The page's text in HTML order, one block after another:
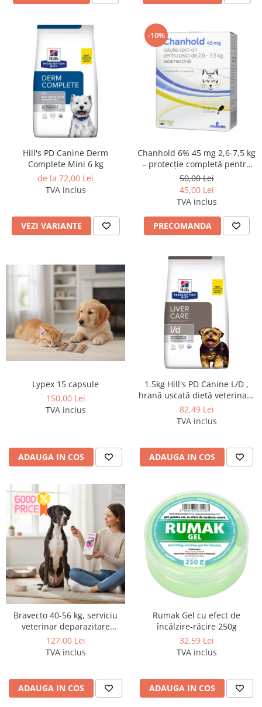
Hill's PD Canine Derm
Complete Mini 6 kg
de la 72,00 Lei
TVA inclus
VEZI VARIANTE
-10%
Chanhold 6% 45 mg 2,6-7,5 kg
– protecție completă pentru
pisica ta
50,00 Lei
45,00 Lei
TVA inclus
PRECOMANDA
Lypex 15 capsule
150,00 Lei
TVA inclus
ADAUGA IN COS
1.5kg Hill's PD Canine L/D ,
hrană uscată dietă veterinară
pentru câini cu probleme
hepatice
82,49 Lei
TVA inclus
ADAUGA IN COS
Bravecto 40-56 kg, serviciu
veterinar deparazitare
externă pentru câini cu
greutatea cuprinsa intre 40 si
127,00 Lei
TVA inclus
ADAUGA IN COS
Rumak Gel cu efect de
încălzire-răcire 250g
32,59 Lei
TVA inclus
ADAUGA IN COS